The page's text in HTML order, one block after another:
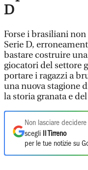
D
Forse i brasiliani
Serie D,
bastare costruire
giocatori del settore
portare i ragazzi a
una nuova stagione
la storia granata e
Non lasciare
scegli
Il Tirreno
per le tue notizie su